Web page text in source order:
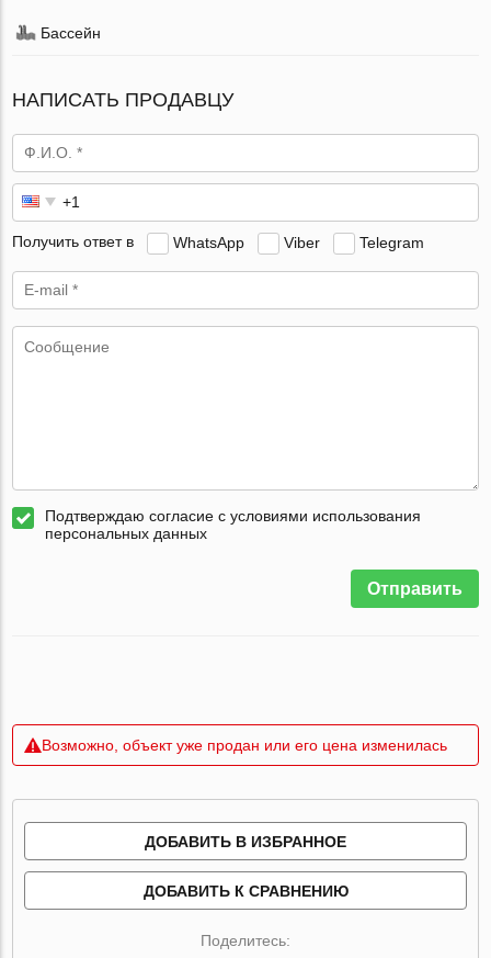
Бассейн
НАПИСАТЬ ПРОДАВЦУ
Получить ответ в WhatsApp Viber Telegram
Подтверждаю согласие с условиями использования
персональных данных
Отправить
Возможно, объект уже продан или его цена изменилась
ДОБАВИТЬ В ИЗБРАННОЕ
ДОБАВИТЬ К СРАВНЕНИЮ
Поделитесь: